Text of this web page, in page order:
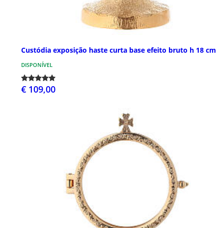
Custódia exposição haste curta base efeito bruto h 18 cm
DISPONÍVEL
€ 109,00